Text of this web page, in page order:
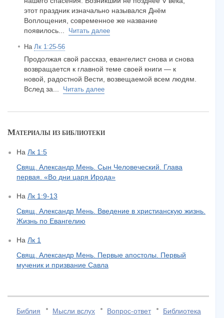
этот праздник изначально назывался Днём
Воплощения, современное же название
появилось... Читать далее
На Лк 1:25-56
Продолжая свой рассказ, евангелист снова и снова
возвращается к главной теме своей книги — к
новой, радостной Вести, возвещаемой всем людям.
Вслед за... Читать далее
Материалы из библиотеки
На Лк 1:5
Свящ. Александр Мень. Сын Человеческий. Глава
первая. «Во дни царя Ирода»
На Лк 1:9-13
Свящ. Александр Мень. Введение в христианскую жизнь.
Жизнь по Евангелию
На Лк 1
Свящ. Александр Мень. Первые апостолы. Первый
мученик и призвание Савла
Библия Мысли вслух Вопрос-ответ Библиотека